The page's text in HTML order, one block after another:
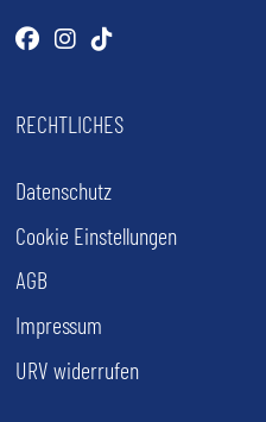
Facebook
(öffnet im neuen Tab)
Instagram
(öffnet im neuen Tab)
Tiktok
(öffnet im neuen Tab)
RECHTLICHES
Datenschutz
Cookie Einstellungen
AGB
Impressum
URV widerrufen